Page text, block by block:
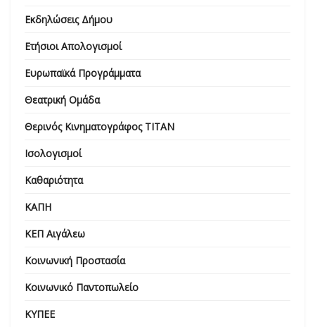
Εκδηλώσεις Δήμου
Ετήσιοι Απολογισμοί
Ευρωπαϊκά Προγράμματα
Θεατρική Ομάδα
Θερινός Κινηματογράφος ΤΙΤΑΝ
Ισολογισμοί
Καθαριότητα
ΚΑΠΗ
ΚΕΠ Αιγάλεω
Κοινωνική Προστασία
Κοινωνικό Παντοπωλείο
ΚΥΠΕΕ